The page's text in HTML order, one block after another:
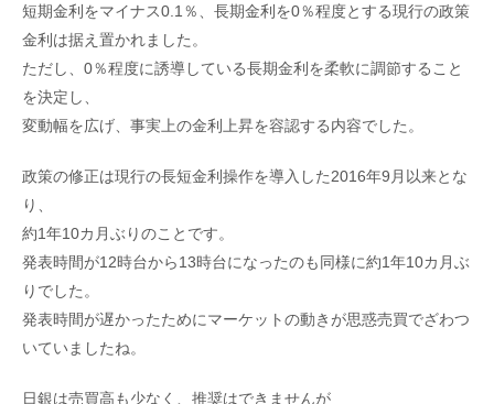
短期金利をマイナス0.1％、長期金利を0％程度とする現行の政策
金利は据え置かれました。
ただし、0％程度に誘導している長期金利を柔軟に調節すること
を決定し、
変動幅を広げ、事実上の金利上昇を容認する内容でした。
政策の修正は現行の長短金利操作を導入した2016年9月以来とな
り、
約1年10カ月ぶりのことです。
発表時間が12時台から13時台になったのも同様に約1年10カ月ぶ
りでした。
発表時間が遅かったためにマーケットの動きが思惑売買でざわつ
いていましたね。
日銀は売買高も少なく、推奨はできませんが